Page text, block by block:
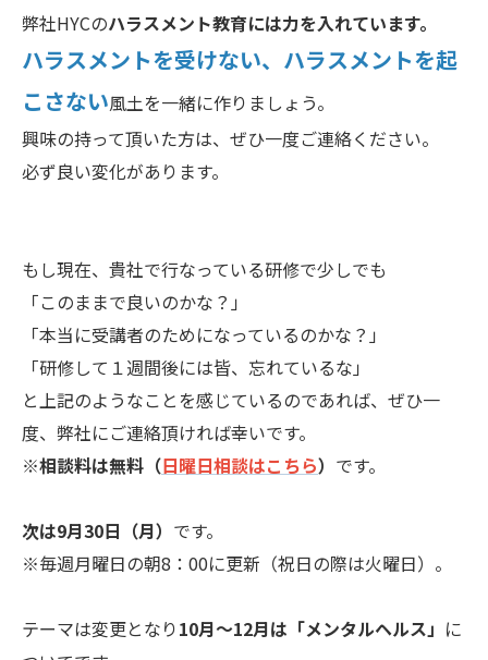
弊社HYCのハラスメント教育には力を入れています。
ハラスメントを受けない、ハラスメントを起
こさない風土を一緒に作りましょう。
興味の持って頂いた方は、ぜひ一度ご連絡ください。
必ず良い変化があります。
もし現在、貴社で行なっている研修で少しでも
「このままで良いのかな？」
「本当に受講者のためになっているのかな？」
「研修して１週間後には皆、忘れているな」
と上記のようなことを感じているのであれば、ぜひ一
度、弊社にご連絡頂ければ幸いです。
※相談料は無料（日曜日相談はこちら） です。
次は9月30日（月） です。
※毎週月曜日の朝8：00に更新（祝日の際は火曜日）。
テーマは変更となり10月～12月は「メンタルヘルス」 に